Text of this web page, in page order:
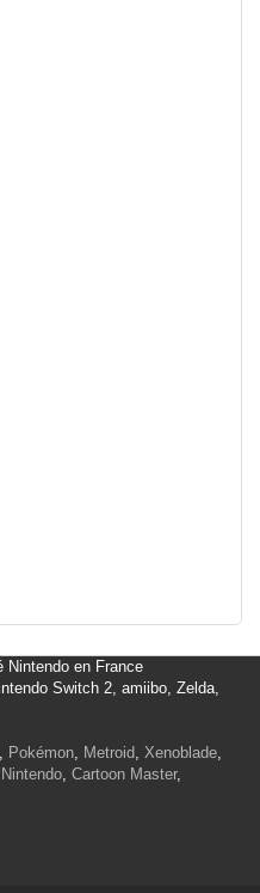
Nintendo en France
Switch 2, amiibo, Zelda,
, Pokémon, Metroid, Xenoblade,
, Cartoon Master,